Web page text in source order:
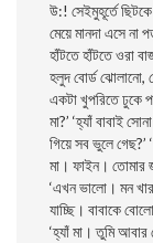
উ:! সেইমুহূর্তে
মেয়ে মানদা এসে না
হাঁটতে হাঁটতে ওরা
হলুদ বাের্ড
একটা খুপরিতে ঢুকে
মা?’ ‘হ্যাঁ বাবাই
গিয়ে সব ভুলে গেছ?’
মা। ফাইন।
‘এখন ভালাে। মন
যাচ্ছি। বাবাকে
‘হ্যাঁ মা। তুমি